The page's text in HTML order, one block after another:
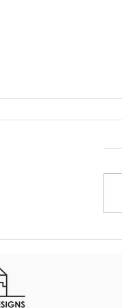
של חדר רחצה מרכזי בבית